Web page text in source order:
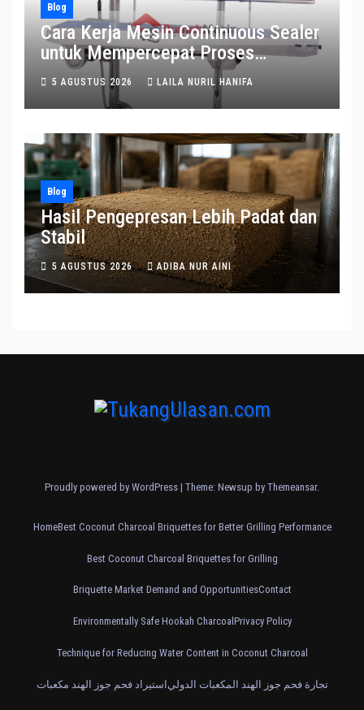
Blog
Cara Kerja Mesin Continuous Sealer
untuk Mempercepat Proses
Pengemasan
5 AGUSTUS 2026 LAILA NURIL HANIFA
Blog
Hasil Pengepresan Lebih Padat dan
Stabil
5 AGUSTUS 2026 ADIBA NUR AINI
Proudly powered by WordPress | Theme: Newsup by Themeansar.
HomeBest Coconut Charcoal Briquettes for Better Grilling Performance
Best Coconut Charcoal Briquettes for Grilling
Briquette Market Demand and OpportunitiesContact
Environmentally Safe Hookah Charcoal Privacy Policy
Technique for Reducing Water Content in Coconut Charcoal
استيراد فحم جوز الهند مكعباتتجارة فحم جوز الهند المكعبات الدولي